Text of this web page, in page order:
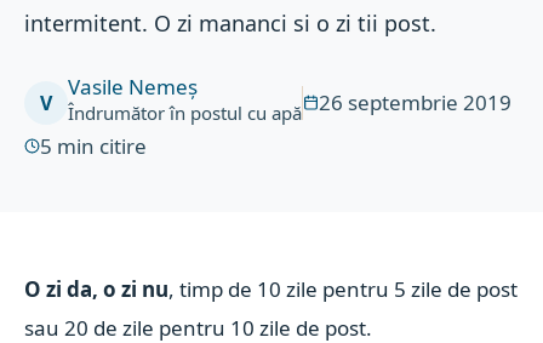
intermitent. O zi mananci si o zi tii post.
V
Vasile Nemeș
Îndrumător în postul cu apă
26 septembrie 2019
5 min citire
O zi da, o zi nu, timp de 10 zile pentru 5 zile de post
sau 20 de zile pentru 10 zile de post.